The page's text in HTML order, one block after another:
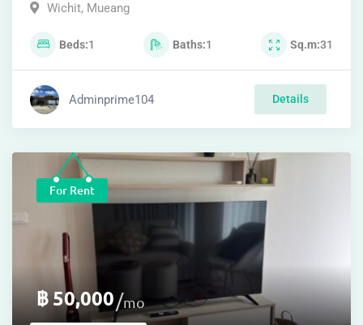
Wichit, Mueang
Beds 1 Baths 1 Sq.m 31
Adminprime104 Details
For Rent
฿50,000 mo